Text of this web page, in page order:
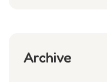
Archive